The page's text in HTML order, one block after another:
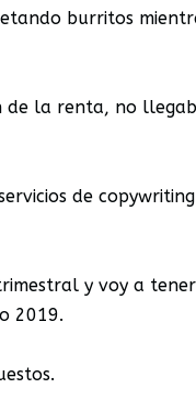
burritos
de la renta, no
de
y voy a
2019.